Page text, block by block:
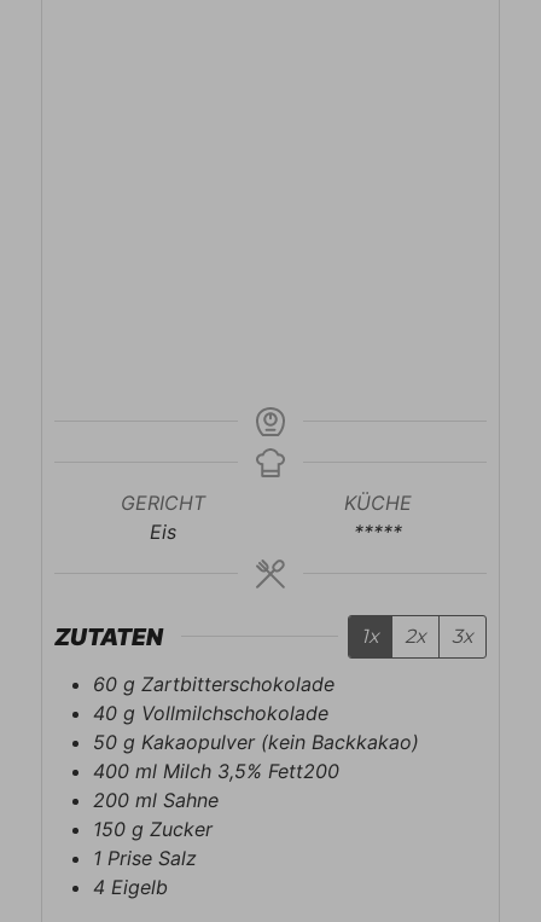
GERICHT
Eis
KÜCHE
*****
ZUTATEN 1x 2x 3x
60 g Zartbitterschokolade
40 g Vollmilchschokolade
50 g Kakaopulver (kein Backkakao)
400 ml Milch 3,5% Fett200
200 ml Sahne
150 g Zucker
1 Prise Salz
4 Eigelb